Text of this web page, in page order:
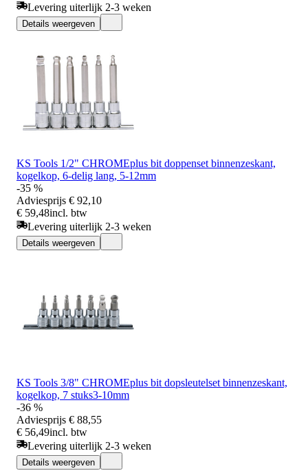
Levering uiterlijk 2-3 weken
Details weergeven
KS Tools 1/2" CHROMEplus bit doppenset binnenzeskant,
kogelkop, 6-delig lang, 5-12mm
-35 %
Adviesprijs € 92,10
€ 59,48incl. btw
Levering uiterlijk 2-3 weken
Details weergeven
KS Tools 3/8" CHROMEplus bit dopsleutelset binnenzeskant,
kogelkop, 7 stuks3-10mm
-36 %
Adviesprijs € 88,55
€ 56,49incl. btw
Levering uiterlijk 2-3 weken
Details weergeven